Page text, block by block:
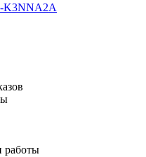
K3NNA2A
работы